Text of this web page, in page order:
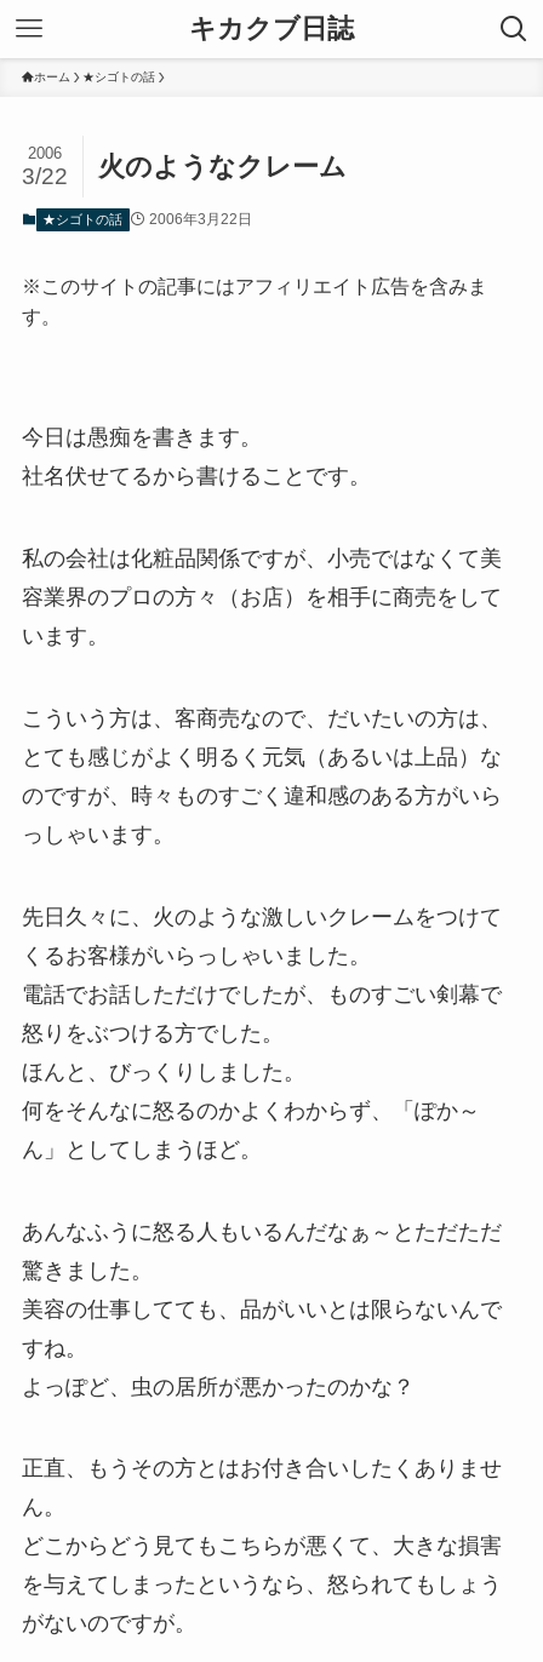
キカクブ日誌
ホーム ★シゴトの話
火のようなクレーム
2006
3/22
★シゴトの話 2006年3月22日
※このサイトの記事にはアフィリエイト広告を含みま
す。
今日は愚痴を書きます。
社名伏せてるから書けることです。
私の会社は化粧品関係ですが、小売ではなくて美
容業界のプロの方々（お店）を相手に商売をして
います。
こういう方は、客商売なので、だいたいの方は、
とても感じがよく明るく元気（あるいは上品）な
のですが、時々ものすごく違和感のある方がいら
っしゃいます。
先日久々に、火のような激しいクレームをつけて
くるお客様がいらっしゃいました。
電話でお話しただけでしたが、ものすごい剣幕で
怒りをぶつける方でした。
ほんと、びっくりしました。
何をそんなに怒るのかよくわからず、「ぽか～
ん」としてしまうほど。
あんなふうに怒る人もいるんだなぁ～とただただ
驚きました。
美容の仕事してても、品がいいとは限らないんで
すね。
よっぽど、虫の居所が悪かったのかな？
正直、もうその方とはお付き合いしたくありませ
ん。
どこからどう見てもこちらが悪くて、大きな損害
を与えてしまったというなら、怒られてもしょう
がないのですが。